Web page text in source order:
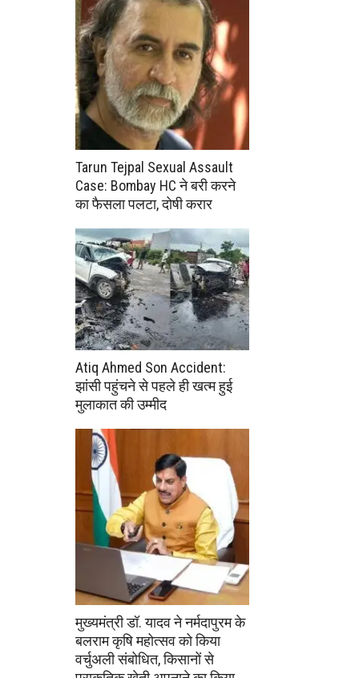
Tarun Tejpal Sexual Assault
Case: Bombay HC ने बरी करने
का फैसला पलटा, दोषी करार
Atiq Ahmed Son Accident:
झांसी पहुंचने से पहले ही खत्म हुई
मुलाकात की उम्मीद
मुख्यमंत्री डॉ. यादव ने नर्मदापुरम के
बलराम कृषि महोत्सव को किया
वर्चुअली संबोधित, किसानों से